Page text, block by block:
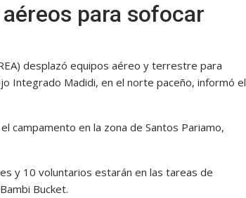
para sofocar
desplazó equipos aéreo y terrestre para
Integrado Madidi, en el norte paceño, informó el
campamento en la zona de Santos Pariamo,
y 10 voluntarios estarán en las tareas de
Bucket.